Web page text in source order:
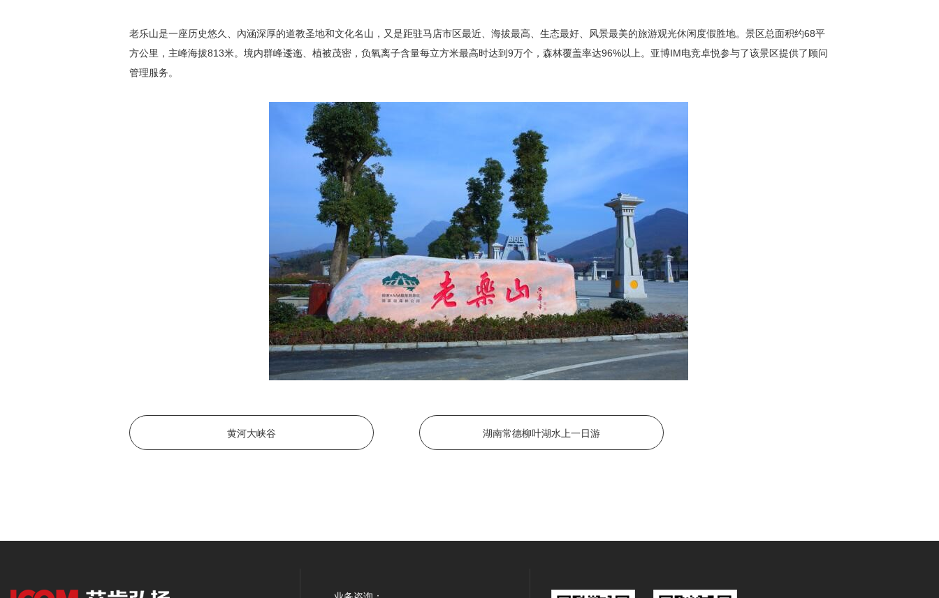
老乐山是一座历史悠久、內涵深厚的道教圣地和文化名山，又是距驻马店市区最近、海拔最高、生态最好、风景最美的旅游观光休闲度假胜地。景区总面积约68平
方公里，主峰海拔813米。境内群峰逶迤、植被茂密，负氧离子含量每立方米最高时达到9万个，森林覆盖率达96%以上。亚博IM电竞卓悦参与了该景区提供了顾问
管理服务。
黄河大峡谷 湖南常德柳叶湖水上一日游